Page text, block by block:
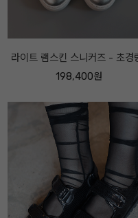
플래닛 램스킨 로퍼 - 오너추천-